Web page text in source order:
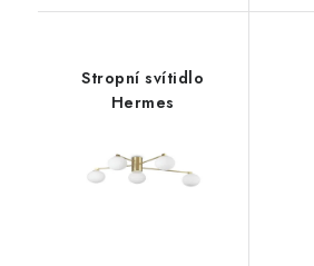
Stropní svítidlo
Hermes